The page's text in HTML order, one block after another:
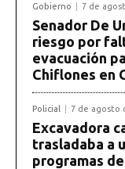
Gobierno 7 de
Senador De
riesgo por
evacuación
Chiflones en
Policial 7 de agosto
Excavadora
trasladaba a
programas